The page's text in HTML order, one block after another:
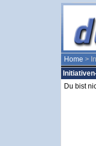
Home >
Du bist